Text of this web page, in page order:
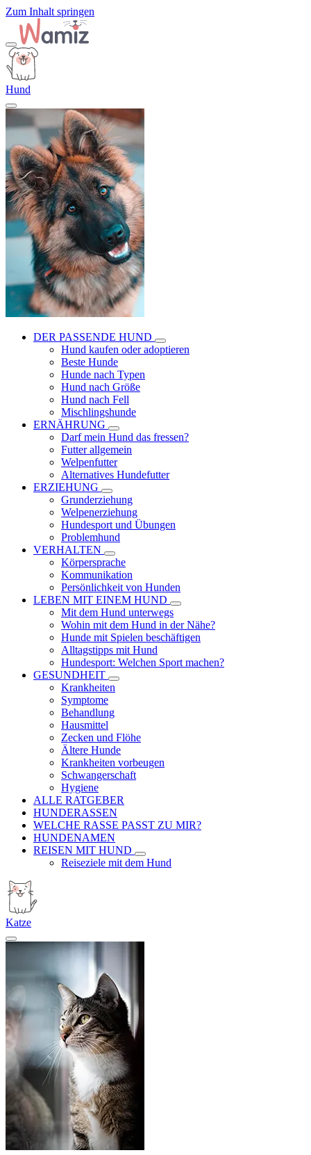
Zum Inhalt springen
Hund
DER PASSENDE HUND
Hund kaufen oder adoptieren
Beste Hunde
Hunde nach Typen
Hund nach Größe
Hund nach Fell
Mischlingshunde
ERNÄHRUNG
Darf mein Hund das fressen?
Futter allgemein
Welpenfutter
Alternatives Hundefutter
ERZIEHUNG
Grunderziehung
Welpenerziehung
Hundesport und Übungen
Problemhund
VERHALTEN
Körpersprache
Kommunikation
Persönlichkeit von Hunden
LEBEN MIT EINEM HUND
Mit dem Hund unterwegs
Wohin mit dem Hund in der Nähe?
Hunde mit Spielen beschäftigen
Alltagstipps mit Hund
Hundesport: Welchen Sport machen?
GESUNDHEIT
Krankheiten
Symptome
Behandlung
Hausmittel
Zecken und Flöhe
Ältere Hunde
Krankheiten vorbeugen
Schwangerschaft
Hygiene
ALLE RATGEBER
HUNDERASSEN
WELCHE RASSE PASST ZU MIR?
HUNDENAMEN
REISEN MIT HUND
Reiseziele mit dem Hund
Katze